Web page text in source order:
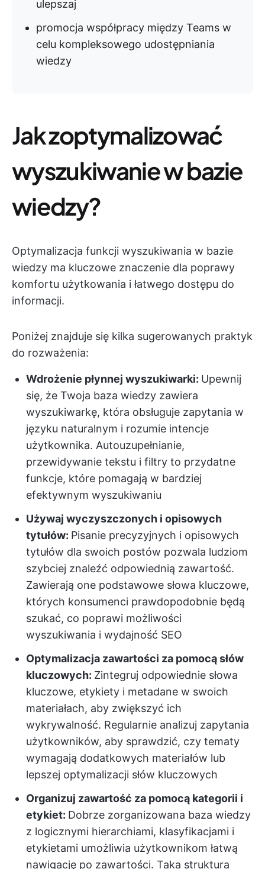
ulepszaj
promocja współpracy między Teams w
celu kompleksowego udostępniania
wiedzy
Jak zoptymalizować
wyszukiwanie w bazie
wiedzy?
Optymalizacja funkcji wyszukiwania w bazie
wiedzy ma kluczowe znaczenie dla poprawy
komfortu użytkowania i łatwego dostępu do
informacji.
Poniżej znajduje się kilka sugerowanych praktyk
do rozważenia:
Wdrożenie płynnej wyszukiwarki: Upewnij
się, że Twoja baza wiedzy zawiera
wyszukiwarkę, która obsługuje zapytania w
języku naturalnym i rozumie intencje
użytkownika. Autouzupełnianie,
przewidywanie tekstu i filtry to przydatne
funkcje, które pomagają w bardziej
efektywnym wyszukiwaniu
Używaj wyczyszczonych i opisowych
tytułów: Pisanie precyzyjnych i opisowych
tytułów dla swoich postów pozwala ludziom
szybciej znaleźć odpowiednią zawartość.
Zawierają one podstawowe słowa kluczowe,
których konsumenci prawdopodobnie będą
szukać, co poprawi możliwości
wyszukiwania i wydajność SEO
Optymalizacja zawartości za pomocą słów
kluczowych: Zintegruj odpowiednie słowa
kluczowe, etykiety i metadane w swoich
materiałach, aby zwiększyć ich
wykrywalność. Regularnie analizuj zapytania
użytkowników, aby sprawdzić, czy tematy
wymagają dodatkowych materiałów lub
lepszej optymalizacji słów kluczowych
Organizuj zawartość za pomocą kategorii i
etykiet: Dobrze zorganizowana baza wiedzy
z logicznymi hierarchiami, klasyfikacjami i
etykietami umożliwia użytkownikom łatwą
nawigację po zawartości. Taka struktura